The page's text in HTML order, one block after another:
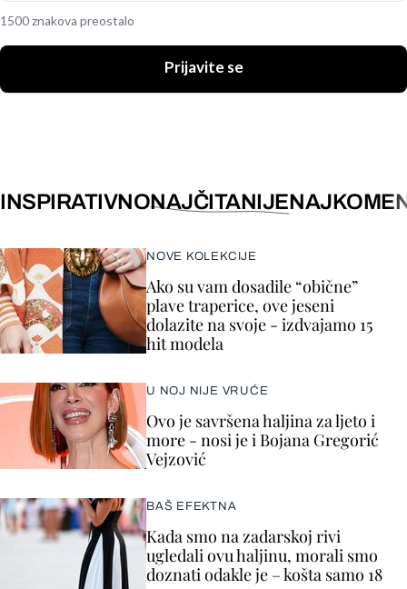
1500 znakova preostalo
Prijavite se
INSPIRATIVNONAJČITANIJE
NOVE KOLEKCIJE
Ako su vam dosadile “obične”
plave traperice, ove jeseni
dolazite na svoje - izdvajamo 15
hit modela
U NOJ NIJE VRUĆE
Ovo je savršena haljina za ljeto i
more - nosi je i Bojana Gregorić
Vejzović
BAŠ EFEKTNA
Kada smo na zadarskoj rivi
ugledali ovu haljinu, morali smo
doznati odakle je – košta samo 18